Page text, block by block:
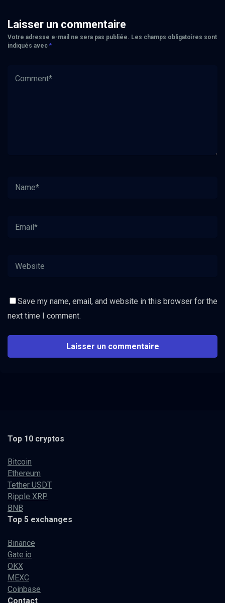
Laisser un commentaire
Votre adresse e-mail ne sera pas publiée. Les champs obligatoires sont
indiqués avec *
Save my name, email, and website in this browser for the
next time I comment.
Top 10 cryptos
Bitcoin
Ethereum
Tether USDT
Ripple XRP
BNB
Top 5 exchanges
Binance
Gate.io
OKX
MEXC
Coinbase
Contact